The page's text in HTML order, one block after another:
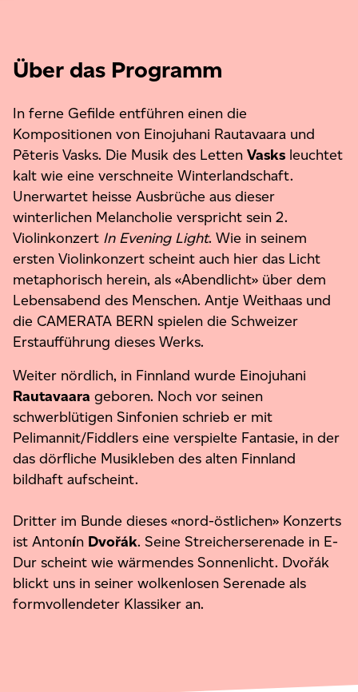
Über das Programm
In ferne Gefilde entführen einen die
Kompositionen von Einojuhani Rautavaara und
Pēteris Vasks. Die Musik des Letten Vasks leuchtet
kalt wie eine verschneite Winterlandschaft.
Unerwartet heisse Ausbrüche aus dieser
winterlichen Melancholie verspricht sein 2.
Violinkonzert In Evening Light. Wie in seinem
ersten Violinkonzert scheint auch hier das Licht
metaphorisch herein, als «Abendlicht» über dem
Lebensabend des Menschen. Antje Weithaas und
die CAMERATA BERN spielen die Schweizer
Erstaufführung dieses Werks.
Weiter nördlich, in Finnland wurde Einojuhani
Rautavaara geboren. Noch vor seinen
schwerblütigen Sinfonien schrieb er mit
Pelimannit/Fiddlers eine verspielte Fantasie, in der
das dörfliche Musikleben des alten Finnland
bildhaft aufscheint.
Dritter im Bunde dieses «nord-östlichen» Konzerts
ist Antonín Dvořák. Seine Streicherserenade in E-
Dur scheint wie wärmendes Sonnenlicht. Dvořák
blickt uns in seiner wolkenlosen Serenade als
formvollendeter Klassiker an.